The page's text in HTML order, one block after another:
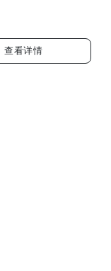
查看详情